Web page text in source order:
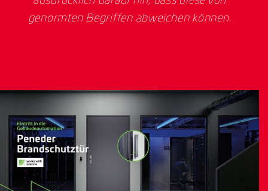
genormten Begriffen abweichen können.